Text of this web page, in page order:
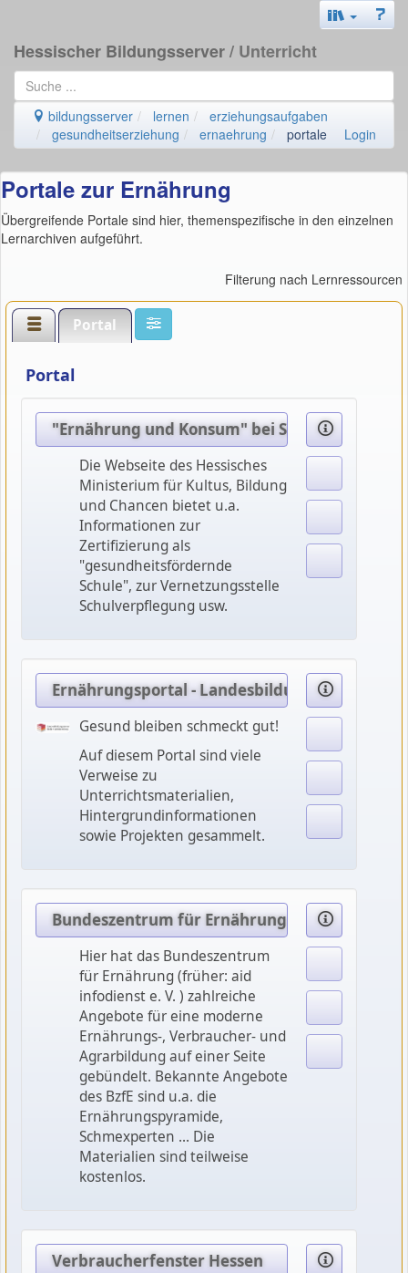
Hessischer Bildungsserver/ Unterricht
bildungsserver lernen
erziehungsaufgaben
gesundheitserziehung
ernaehrung portale Login
Portale zur Ernährung
Übergreifende Portale sind hier, themenspezifische in den einzelnen
Lernarchiven aufgeführt.
Filterung nach Lernressourcen
Portal
Portal
"Ernährung und Konsum" bei Schule und
Die Webseite des Hessisches
Ministerium für Kultus, Bildung
und Chancen bietet u.a.
Informationen zur
Zertifizierung als
"gesundheitsfördernde
Schule", zur Vernetzungsstelle
Schulverpflegung usw.
Ernährungsportal - Landesbildungsserver
Gesund bleiben schmeckt gut!
Auf diesem Portal sind viele
Verweise zu
Unterrichtsmaterialien,
Hintergrundinformationen
sowie Projekten gesammelt.
Bundeszentrum für Ernährung (früher aid):
Hier hat das Bundeszentrum
für Ernährung (früher: aid
infodienst e. V. ) zahlreiche
Angebote für eine moderne
Ernährungs-, Verbraucher- und
Agrarbildung auf einer Seite
gebündelt. Bekannte Angebote
des BzfE sind u.a. die
Ernährungspyramide,
Schmexperten ... Die
Materialien sind teilweise
kostenlos.
Verbraucherfenster Hessen